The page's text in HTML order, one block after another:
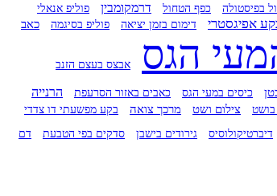
בפיסטולה כפף הטחול דרמקומבין
פוליפ אנאלי
אפיגסטרי דימום בזמן יציאה פוליפ בסיגמה כאב
הגס אבצס בעצם הזנב
כיסים במעי הגס כאבים באזור הסרעפת הרנייה
צילום ושט מרכך צואה בקע מפשעתי דו צדדי
דיברטיקולוסיס גירודים בישבן סדקים בפי הטבעת
דם